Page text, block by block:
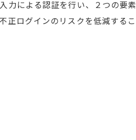
力による認証を行い、２つの要素
正ログインのリスクを低減するこ